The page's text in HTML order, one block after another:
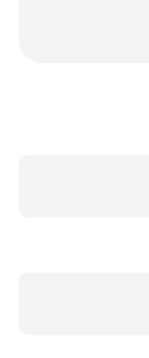
محتوای نظرات
انتشار نمی‌یابند